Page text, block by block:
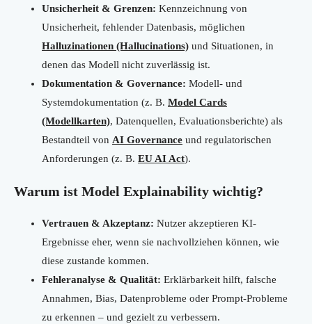
Unsicherheit & Grenzen: Kennzeichnung von
Unsicherheit, fehlender Datenbasis, möglichen
Halluzinationen (Hallucinations) und Situationen, in
denen das Modell nicht zuverlässig ist.
Dokumentation & Governance: Modell- und
Systemdokumentation (z. B. Model Cards
(Modellkarten), Datenquellen, Evaluationsberichte) als
Bestandteil von AI Governance und regulatorischen
Anforderungen (z. B. EU AI Act).
Warum ist Model Explainability wichtig?
Vertrauen & Akzeptanz: Nutzer akzeptieren KI-
Ergebnisse eher, wenn sie nachvollziehen können, wie
diese zustande kommen.
Fehleranalyse & Qualität: Erklärbarkeit hilft, falsche
Annahmen, Bias, Datenprobleme oder Prompt-Probleme
zu erkennen – und gezielt zu verbessern.